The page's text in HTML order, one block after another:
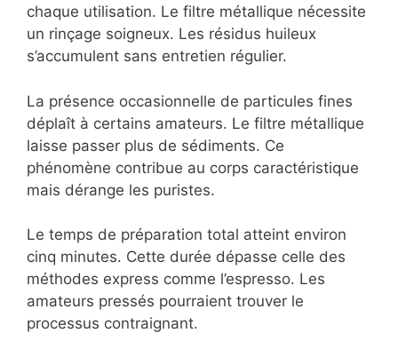
chaque utilisation. Le filtre métallique nécessite
un rinçage soigneux. Les résidus huileux
s’accumulent sans entretien régulier.
La présence occasionnelle de particules fines
déplaît à certains amateurs. Le filtre métallique
laisse passer plus de sédiments. Ce
phénomène contribue au corps caractéristique
mais dérange les puristes.
Le temps de préparation total atteint environ
cinq minutes. Cette durée dépasse celle des
méthodes express comme l’espresso. Les
amateurs pressés pourraient trouver le
processus contraignant.